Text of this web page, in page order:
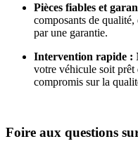
Pièces fiables et
composants de
par une garantie.
Intervention rapide :
votre véhicule soit prêt
compromis sur la
Foire aux questions